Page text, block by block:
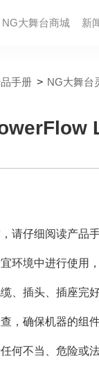
NG大舞台商城 新
手册 > NG大舞台
请仔细阅读产品
环境中进行使用
、插头、插座完
，确保机器的组
何不当、危险或